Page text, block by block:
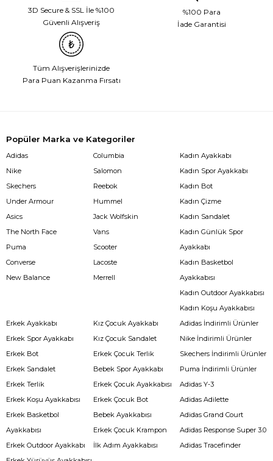
3D Secure & SSL İle %100
Güvenli Alışveriş
%100 Para
İade Garantisi
Tüm Alışverişlerinizde
Para Puan Kazanma Fırsatı
Popüler Marka ve Kategoriler
Adidas
Nike
Skechers
Under Armour
Asics
The North Face
Puma
Converse
New Balance
Columbia
Salomon
Reebok
Hummel
Jack Wolfskin
Vans
Scooter
Lacoste
Merrell
Kadın Ayakkabı
Kadın Spor Ayakkabı
Kadın Bot
Kadın Çizme
Kadın Sandalet
Kadın Günlük Spor
Ayakkabı
Kadın Basketbol
Ayakkabısı
Kadın Outdoor Ayakkabısı
Kadın Koşu Ayakkabısı
Erkek Ayakkabı
Erkek Spor Ayakkabı
Erkek Bot
Erkek Sandalet
Erkek Terlik
Erkek Koşu Ayakkabısı
Erkek Basketbol
Ayakkabısı
Erkek Outdoor Ayakkabı
Kız Çocuk Ayakkabı
Kız Çocuk Sandalet
Erkek Çocuk Terlik
Bebek Spor Ayakkabı
Erkek Çocuk Ayakkabısı
Erkek Çocuk Bot
Bebek Ayakkabısı
Erkek Çocuk Krampon
İlk Adım Ayakkabısı
Adidas İndirimli Ürünler
Nike İndirimli Ürünler
Skechers İndirimli Ürünler
Puma İndirimli Ürünler
Adidas Y-3
Adidas Adilette
Adidas Grand Court
Adidas Response Super 3.0
Adidas Tracefinder